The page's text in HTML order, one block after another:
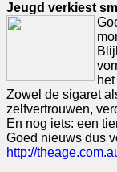
Jeugd verkiest
Zowel de sigaret
zelfvertrouwen,
En nog iets: een
Goed nieuws dus
http://